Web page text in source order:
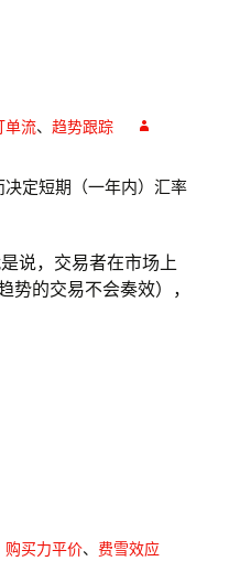
单流、 趋势跟踪
定短期（一年内）汇率
说，交易者在市场上
势的交易不会奏效），
购买力平价、 费雪效应